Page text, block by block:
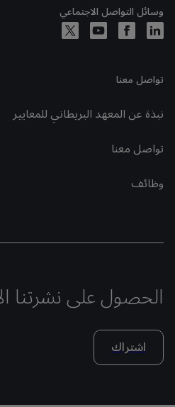
وسائل التواصل الاجتماعي
تواصل معنا
نبذة عن المعهد البريطاني للمعايير
تواصل معنا
وظائف
الحصول على نشرتنا
اشتراك